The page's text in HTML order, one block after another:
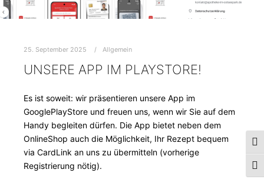
25. September 2025 Allgemein
UNSERE APP IM PLAYSTORE!
Es ist soweit: wir präsentieren unsere App im
GooglePlayStore und freuen uns, wenn wir Sie auf dem
Handy begleiten dürfen. Die App bietet neben dem
OnlineShop auch die Möglichkeit, Ihr Rezept bequem
via CardLink an uns zu übermitteln (vorherige
Registrierung nötig).